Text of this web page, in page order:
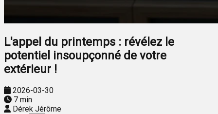
L'appel du printemps : révélez le
potentiel insoupçonné de votre
extérieur !
2026-03-30
7 min
Dérek Jérôme